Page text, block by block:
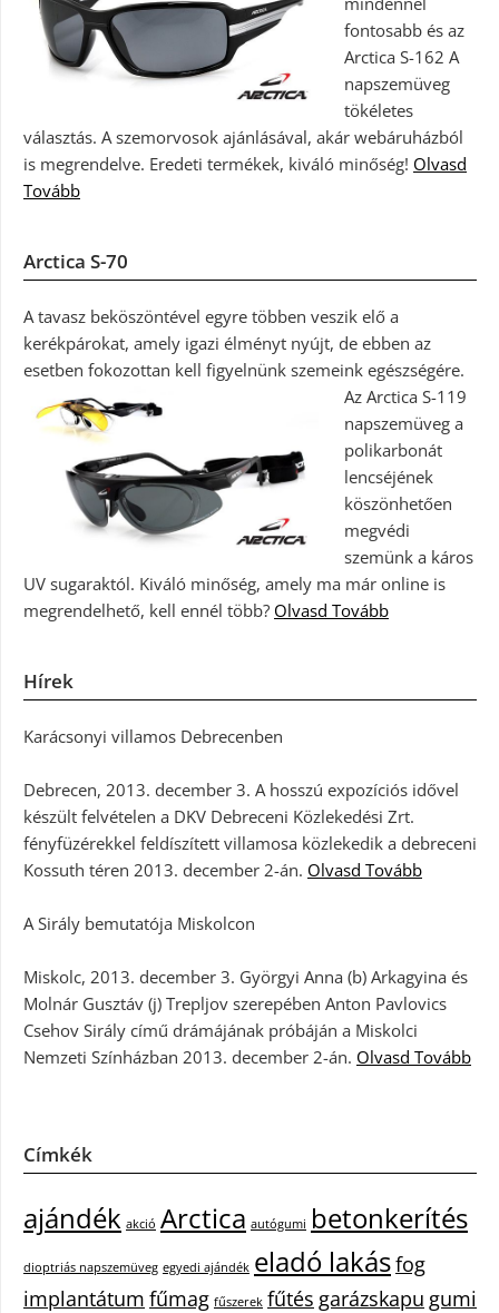
fontosabb és az
Arctica S-162 A
napszemüveg
tökéletes
választás. A szemorvosok ajánlásával, akár webáruházból
is megrendelve. Eredeti termékek, kiváló minőség! Olvasd
Tovább
Arctica S-70
A tavasz beköszöntével egyre többen veszik elő a
kerékpárokat, amely igazi élményt nyújt, de ebben az
esetben fokozottan kell figyelnünk szemeink egészségére.
Az Arctica S-119
napszemüveg a
polikarbonát
lencséjének
köszönhetően
megvédi
szemünk a káros
UV sugaraktól. Kiváló minőség, amely ma már online is
megrendelhető, kell ennél több? Olvasd Tovább
Hírek
Karácsonyi villamos Debrecenben
Debrecen, 2013. december 3. A hosszú expozíciós idővel
készült felvételen a DKV Debreceni Közlekedési Zrt.
fényfüzérekkel feldíszített villamosa közlekedik a debreceni
Kossuth téren 2013. december 2-án. Olvasd Tovább
A Sirály bemutatója Miskolcon
Miskolc, 2013. december 3. Györgyi Anna (b) Arkagyina és
Molnár Gusztáv (j) Trepljov szerepében Anton Pavlovics
Csehov Sirály című drámájának próbáján a Miskolci
Nemzeti Színházban 2013. december 2-án. Olvasd Tovább
Címkék
ajándék akció Arctica autógumi betonkerítés
dioptriás napszemüveg egyedi ajándék eladó lakásfog
implantátum fűmag fűszerek fűtés garázskapu gumi